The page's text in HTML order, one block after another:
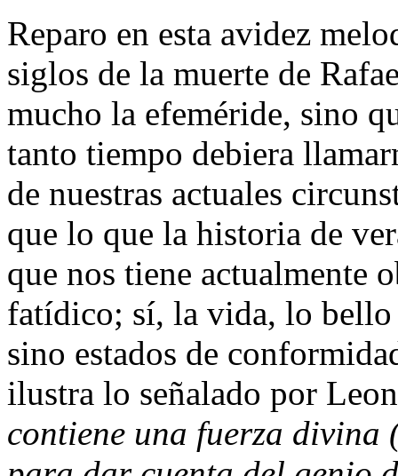
Reparo en esta avidez
siglos de la muerte de
mucho la efeméride, sino
tanto tiempo debiera
de nuestras actuales
que lo que la historia de
que nos tiene actualmente
fatídico; sí, la vida, lo
sino estados de
ilustra lo señalado por
contiene una fuerza